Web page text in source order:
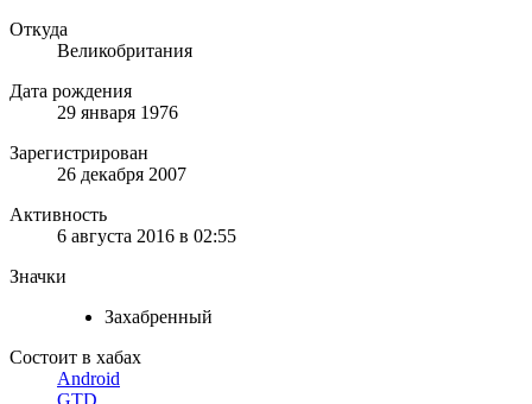
Откуда
Великобритания
Дата рождения
29 января 1976
Зарегистрирован
26 декабря 2007
Активность
6 августа 2016 в 02:55
Значки
Захабренный
Состоит в хабах
Android
GTD